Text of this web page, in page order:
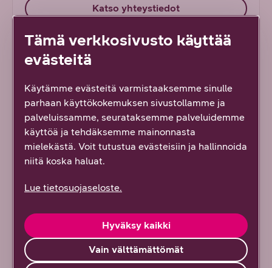
Katso yhteystiedot
DNA:n blogeista & artikkeleista löydät
Lue lisää
Tämä verkkosivusto käyttää
evästeitä
Käytämme evästeitä varmistaaksemme sinulle
parhaan käyttökokemuksen sivustollamme ja
palveluissamme, seurataksemme palveluidemme
käyttöä ja tehdäksemme mainonnasta
mielekästä. Voit tutustua evästeisiin ja hallinnoida
niitä koska haluat.
Lue tietosuojaseloste.
Vain välttämättömät
Hyväksy kaikki